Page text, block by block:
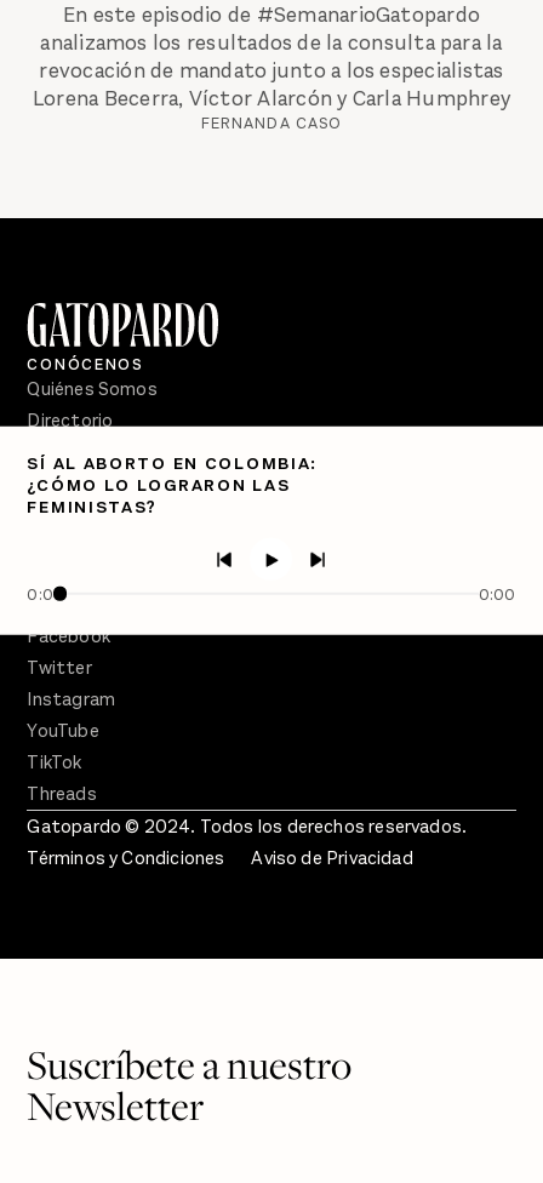
En este episodio de #SemanarioGatopardo
analizamos los resultados de la consulta para la
revocación de mandato junto a los especialistas
Lorena Becerra, Víctor Alarcón y Carla Humphrey
FERNANDA CASO
SÍ AL ABORTO EN COLOMBIA:
¿CÓMO LO LOGRARON LAS
FEMINISTAS?
0:00 0:00
CONÓCENOS
Quiénes Somos
Directorio
PÓDCASTS
Semanario Gatopardo
Facebook
Twitter
Instagram
YouTube
TikTok
Threads
Gatopardo © 2024. Todos los derechos reservados.
Términos y Condiciones
Aviso de Privacidad
Suscríbete a nuestro
Newsletter